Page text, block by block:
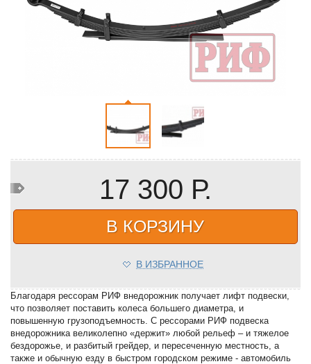
17 300 Р.
В КОРЗИНУ
В ИЗБРАННОЕ
Благодаря рессорам РИФ внедорожник получает лифт подвески,
что позволяет поставить колеса большего диаметра, и
повышенную грузоподъемность. С рессорами РИФ подвеска
внедорожника великолепно «держит» любой рельеф – и тяжелое
бездорожье, и разбитый грейдер, и пересеченную местность, а
также и обычную езду в быстром городском режиме - автомобиль